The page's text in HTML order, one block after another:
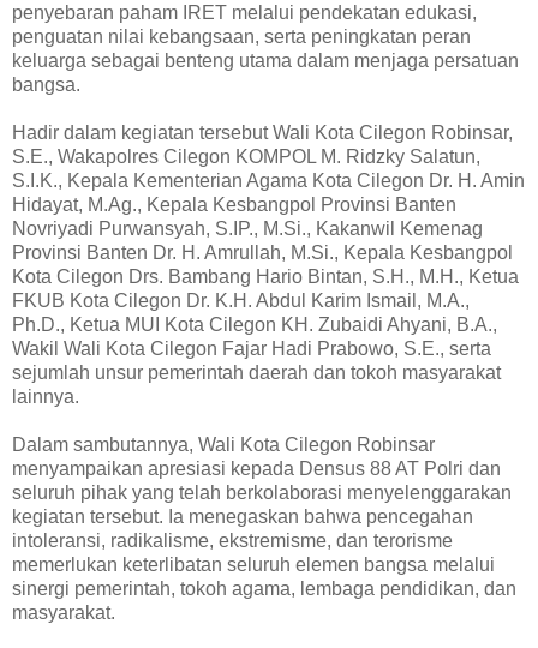
penyebaran paham IRET melalui pendekatan edukasi,
penguatan nilai kebangsaan, serta peningkatan peran
keluarga sebagai benteng utama dalam menjaga persatuan
bangsa.
Hadir dalam kegiatan tersebut Wali Kota Cilegon Robinsar,
S.E., Wakapolres Cilegon KOMPOL M. Ridzky Salatun,
S.I.K., Kepala Kementerian Agama Kota Cilegon Dr. H. Amin
Hidayat, M.Ag., Kepala Kesbangpol Provinsi Banten
Novriyadi Purwansyah, S.IP., M.Si., Kakanwil Kemenag
Provinsi Banten Dr. H. Amrullah, M.Si., Kepala Kesbangpol
Kota Cilegon Drs. Bambang Hario Bintan, S.H., M.H., Ketua
FKUB Kota Cilegon Dr. K.H. Abdul Karim Ismail, M.A.,
Ph.D., Ketua MUI Kota Cilegon KH. Zubaidi Ahyani, B.A.,
Wakil Wali Kota Cilegon Fajar Hadi Prabowo, S.E., serta
sejumlah unsur pemerintah daerah dan tokoh masyarakat
lainnya.
Dalam sambutannya, Wali Kota Cilegon Robinsar
menyampaikan apresiasi kepada Densus 88 AT Polri dan
seluruh pihak yang telah berkolaborasi menyelenggarakan
kegiatan tersebut. Ia menegaskan bahwa pencegahan
intoleransi, radikalisme, ekstremisme, dan terorisme
memerlukan keterlibatan seluruh elemen bangsa melalui
sinergi pemerintah, tokoh agama, lembaga pendidikan, dan
masyarakat.